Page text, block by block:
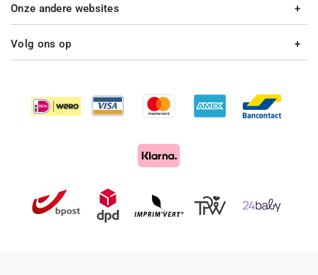
Onze andere websites
Volg ons op